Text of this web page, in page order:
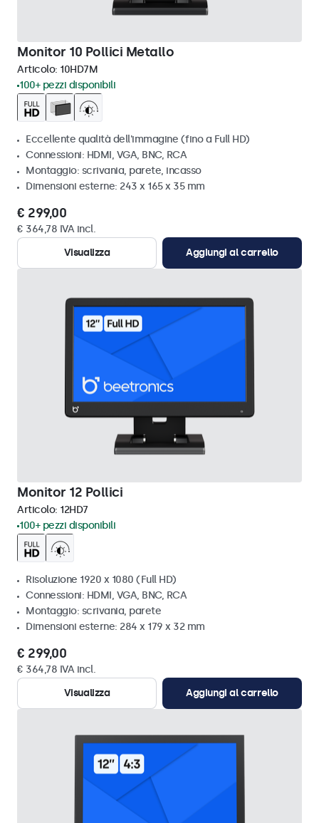
Monitor 10 Pollici Metallo
Articolo: 10HD7M
100+ pezzi disponibili
Eccellente qualità dell'immagine (fino a Full HD)
Connessioni: HDMI, VGA, BNC, RCA
Montaggio: scrivania, parete, incasso
Dimensioni esterne: 243 x 165 x 35 mm
€ 299,00
€ 364,78 IVA incl.
Visualizza
Aggiungi al carrello
Monitor 12 Pollici
Articolo: 12HD7
100+ pezzi disponibili
Risoluzione 1920 x 1080 (Full HD)
Connessioni: HDMI, VGA, BNC, RCA
Montaggio: scrivania, parete
Dimensioni esterne: 284 x 179 x 32 mm
€ 299,00
€ 364,78 IVA incl.
Visualizza
Aggiungi al carrello